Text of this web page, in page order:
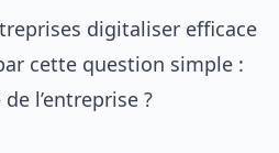
digitaliser efficace
cette question simple :
l’entreprise ?